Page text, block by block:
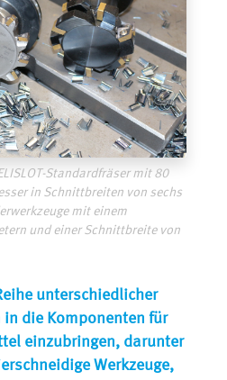
Standardfräser mit 80
in Schnittbreiten von sechs
mit einem
und einer Schnittbreite von
unterschiedlicher
die Komponenten für
einzubringen, darunter
Werkzeuge,